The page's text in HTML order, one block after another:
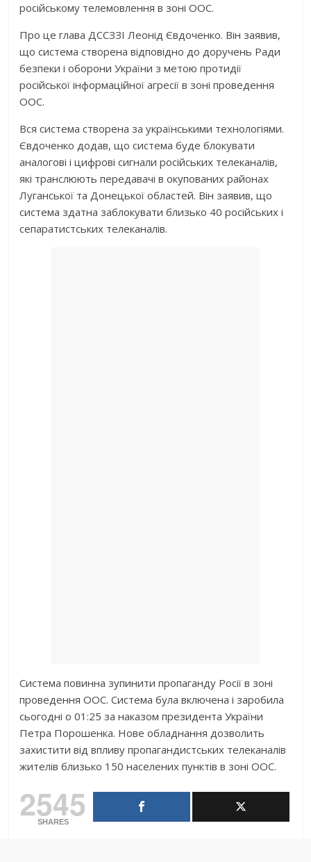
російському телемовлення в зоні ООС.
Про це глава ДССЗЗІ Леонід Євдоченко. Він заявив,
що система створена відповідно до доручень Ради
безпеки і оборони України з метою протидії
російської інформаційної агресії в зоні проведення
ООС.
Вся система створена за українськими технологіями.
Євдоченко додав, що система буде блокувати
аналогові і цифрові сигнали російських телеканалів,
які транслюють передавачі в окупованих районах
Луганської та Донецької областей. Він заявив, що
система здатна заблокувати близько 40 російських і
сепаратистських телеканалів.
Система повинна зупинити пропаганду Росії в зоні
проведення ООС. Система була включена і заробила
сьогодні о 01:25 за наказом президента України
Петра Порошенка. Нове обладнання дозволить
захистити від впливу пропагандистських телеканалів
жителів близько 150 населених пунктів в зоні ООС.
2545
SHARES